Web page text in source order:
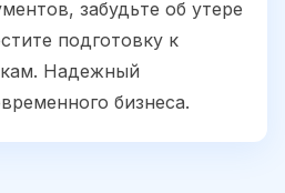
забудьте об утере
подготовку к
Надежный
бизнеса.